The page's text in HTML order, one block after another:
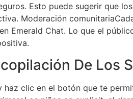
Esto puede sugerir que
Moderación
Emerald Chat. Lo que el
De Los
haz clic en el botón que te